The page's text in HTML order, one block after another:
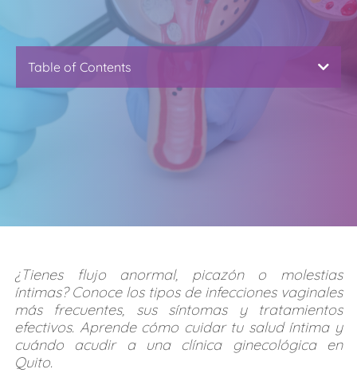
Table of Contents
¿Tienes flujo anormal, picazón o molestias
íntimas? Conoce los tipos de infecciones vaginales
más frecuentes, sus síntomas y tratamientos
efectivos. Aprende cómo cuidar tu salud íntima y
cuándo acudir a una clínica ginecológica en
Quito.